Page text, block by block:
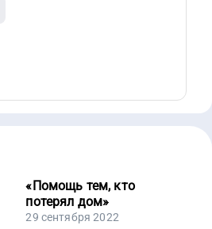
«Помощь тем, кто
потерял дом»
29 сентября 2022